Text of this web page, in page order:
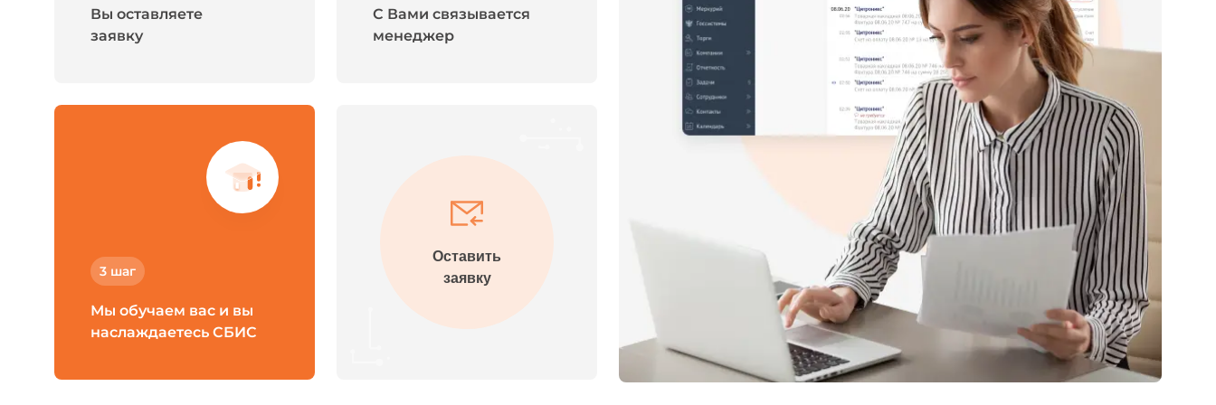
Вы оставляете
заявку
С Вами связывается
менеджер
3 шаг
Мы обучаем вас и вы
наслаждаетесь СБИС
Оставить
заявку